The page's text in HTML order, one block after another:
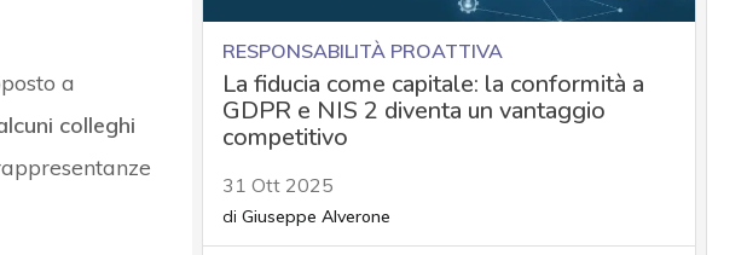
a
colleghi
RESPONSABILITÀ PROATTIVA
La fiducia come capitale: la conformità a
GDPR e NIS 2 diventa un vantaggio
competitivo
31 Ott 2025
di Giuseppe Alverone